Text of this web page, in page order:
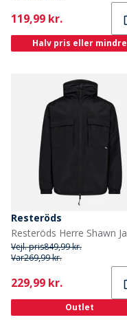
Current
119,99 kr.
Halv pris eller mindre
Resteröds
Vejl. pris849,99 kr.
Var269,99 kr.
Current
229,99 kr.
Outlet